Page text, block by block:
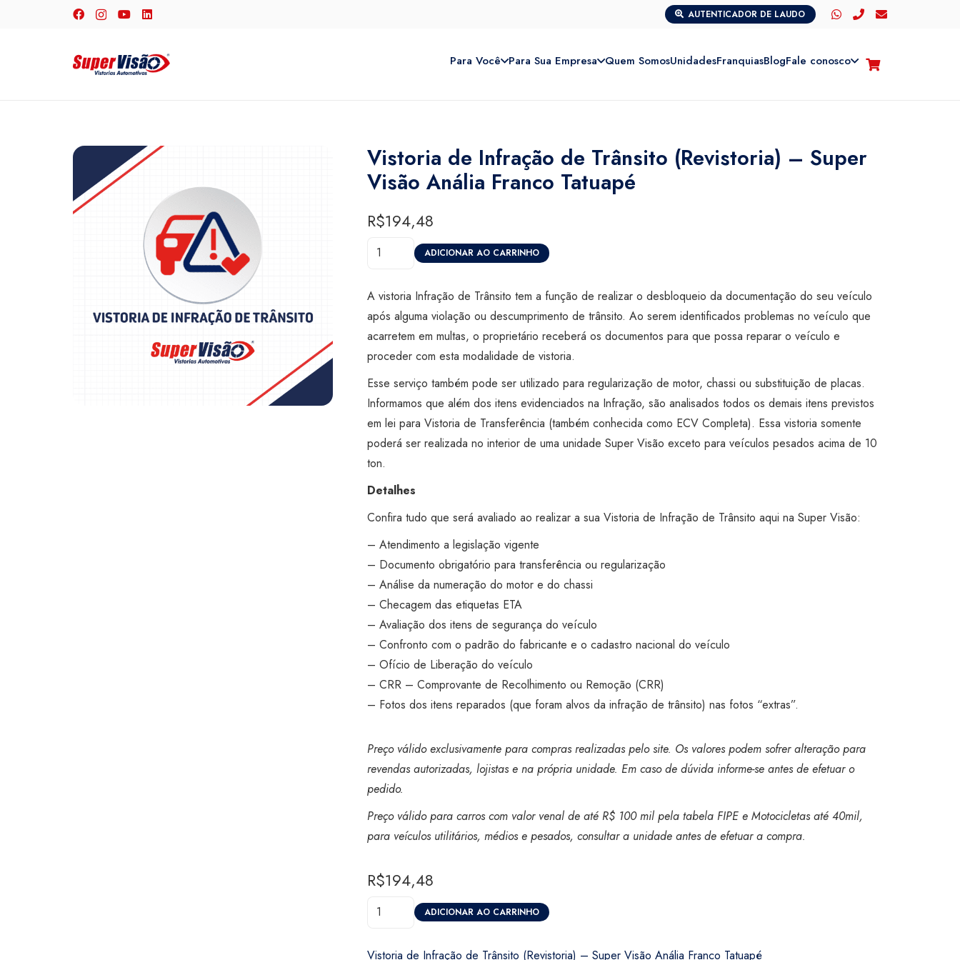
AUTENTICADOR DE LAUDO
Para Você Para Sua Empresa Quem SomosUnidadesFranquiasBlogFale conosco
Vistoria de Infração de Trânsito (Revistoria) – Super
Visão Anália Franco Tatuapé
R$194,48
Vistoria
Infração
Trânsito
(Revistoria)
-
Super
Visão
Anália
Franco
Tatuapé
quantidade
ADICIONAR AO CARRINHO
A vistoria Infração de Trânsito tem a função de realizar o desbloqueio da documentação do seu veículo
após alguma violação ou descumprimento de trânsito. Ao serem identificados problemas no veículo que
acarretem em multas, o proprietário receberá os documentos para que possa reparar o veículo e
proceder com esta modalidade de vistoria.
Esse serviço também pode ser utilizado para regularização de motor, chassi ou substituição de placas.
Informamos que além dos itens evidenciados na Infração, são analisados todos os demais itens previstos
em lei para Vistoria de Transferência (também conhecida como ECV Completa). Essa vistoria somente
poderá ser realizada no interior de uma unidade Super Visão exceto para veículos pesados acima de 10
ton.
Detalhes
Confira tudo que será avaliado ao realizar a sua Vistoria de Infração de Trânsito aqui na Super Visão:
– Atendimento a legislação vigente
– Documento obrigatório para transferência ou regularização
– Análise da numeração do motor e do chassi
– Checagem das etiquetas ETA
– Avaliação dos itens de segurança do veículo
– Confronto com o padrão do fabricante e o cadastro nacional do veículo
– Ofício de Liberação do veículo
– CRR – Comprovante de Recolhimento ou Remoção (CRR)
– Fotos dos itens reparados (que foram alvos da infração de trânsito) nas fotos “extras”.
Preço válido exclusivamente para compras realizadas pelo site. Os valores podem sofrer alteração para
revendas autorizadas, lojistas e na própria unidade. Em caso de dúvida informe-se antes de efetuar o
pedido.
Preço válido para carros com valor venal de até R$ 100 mil pela tabela FIPE e Motocicletas até 40mil,
para veículos utilitários, médios e pesados, consultar a unidade antes de efetuar a compra.
R$194,48
Vistoria
ADICIONAR AO CARRINHO
Vistoria de Infração de Trânsito (Revistoria) – Super Visão Anália Franco Tatuapé